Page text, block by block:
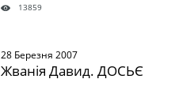
13859
28 Березня 2007
Жванія Давид. ДОСЬЄ